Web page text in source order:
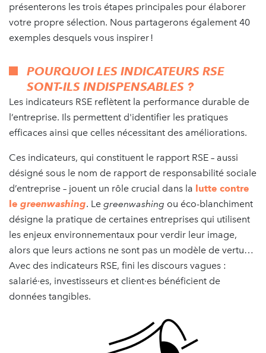
présenterons les trois étapes principales pour élaborer
votre propre sélection. Nous partagerons également 40
exemples desquels vous inspirer !
POURQUOI LES INDICATEURS RSE
SONT-ILS INDISPENSABLES ?
Les indicateurs RSE reflètent la performance durable de
l’entreprise. Ils permettent d'identifier les pratiques
efficaces ainsi que celles nécessitant des améliorations.
Ces indicateurs, qui constituent le rapport RSE – aussi
désigné sous le nom de rapport de responsabilité sociale
d’entreprise – jouent un rôle crucial dans la lutte contre
le greenwashing. Le greenwashing ou éco-blanchiment
désigne la pratique de certaines entreprises qui utilisent
les enjeux environnementaux pour verdir leur image,
alors que leurs actions ne sont pas un modèle de vertu…
Avec des indicateurs RSE, fini les discours vagues :
salarié·es, investisseurs et client·es bénéficient de
données tangibles.